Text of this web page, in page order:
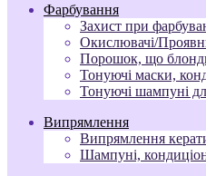
Фарбування
Захист при
Окислювачі/
Порошок, що
Тонуючі маски,
Тонуючі шампуні
Випрямлення
Випрямлення
Шампуні,